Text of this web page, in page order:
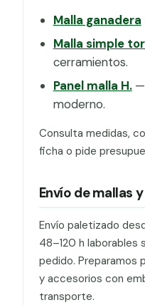
Malla ganadera
Malla simple
cerramientos.
Panel malla H.—
moderno.
Consulta medidas,
ficha o pide
Envío de mallas
Envío paletizado
48–120 h laborables
pedido. Preparamos
y accesorios con
transporte.